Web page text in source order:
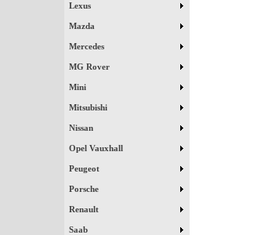
Lexus
Mazda
Mercedes
MG Rover
Mini
Mitsubishi
Nissan
Opel Vauxhall
Peugeot
Porsche
Renault
Saab